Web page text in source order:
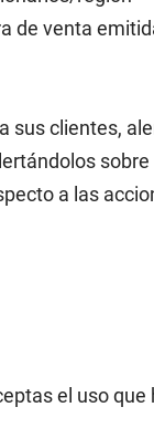
de venta
sus clientes,
a las
el uso que